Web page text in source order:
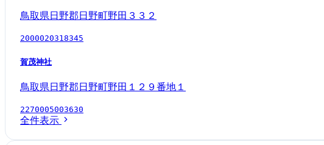
鳥取県日野郡日野町野田３３２
2000020318345
賀茂神社
鳥取県日野郡日野町野田１２９番地１
2270005003630
全件表示